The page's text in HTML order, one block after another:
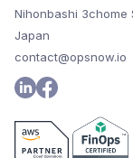
Nihonbashi 3chome
Japan
contact@opsnow.io